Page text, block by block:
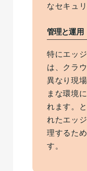
なセキュ
管理と運用
特にエッ
は、クラ
異なり現
まな環境
れます。
れたエッ
理するた
す。